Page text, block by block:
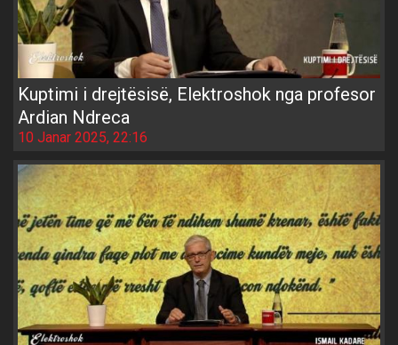
Kuptimi i drejtësisë, Elektroshok nga profesor
Ardian Ndreca
10 Janar 2025, 22:16